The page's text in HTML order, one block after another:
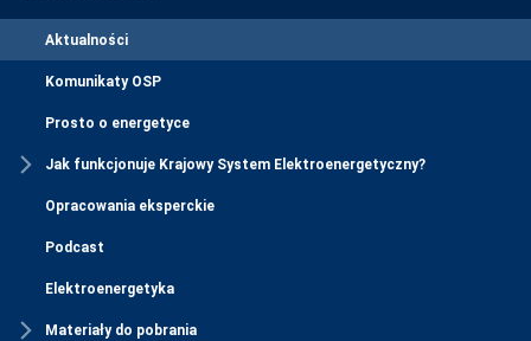
Aktualności
Komunikaty OSP
Prosto o energetyce
Jak funkcjonuje Krajowy System Elektroenergetyczny?
Opracowania eksperckie
Podcast
Elektroenergetyka
Materiały do pobrania